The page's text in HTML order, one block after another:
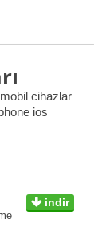
cihazlar
ios
indir